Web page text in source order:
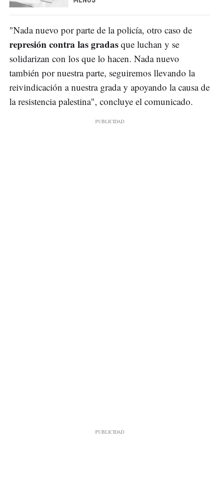
"Nada nuevo por parte de la policía, otro caso de
represión contra las gradas que luchan y se
solidarizan con los que lo hacen. Nada nuevo
también por nuestra parte, seguiremos llevando la
reivindicación a nuestra grada y apoyando la causa de
la resistencia palestina", concluye el comunicado.